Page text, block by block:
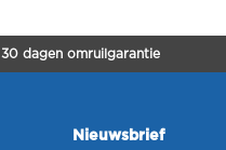
30 dagen omruilgarantie
Nieuwsbrief